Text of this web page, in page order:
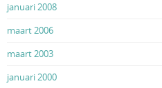
januari 2008
maart 2006
maart 2003
januari 2000